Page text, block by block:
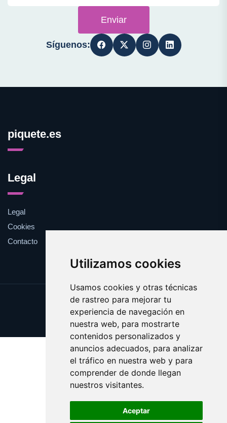
Utilizamos cookies
Usamos cookies y otras técnicas
de rastreo para mejorar tu
experiencia de navegación en
nuestra web, para mostrarte
contenidos personalizados y
anuncios adecuados, para analizar
el tráfico en nuestra web y para
comprender de donde llegan
nuestros visitantes.
Aceptar
Enviar
Síguenos:
piquete.es
Legal
Legal
Cookies
Contacto
Update cookies preferences
Copyright © 2025 piquete.es